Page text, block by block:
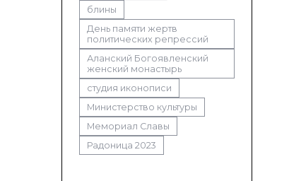
блины
День памяти жертв
политических репрессий
Аланский Богоявленский
женский монастырь
студия иконописи
Министерство культуры
Мемориал Славы
Радоница 2023